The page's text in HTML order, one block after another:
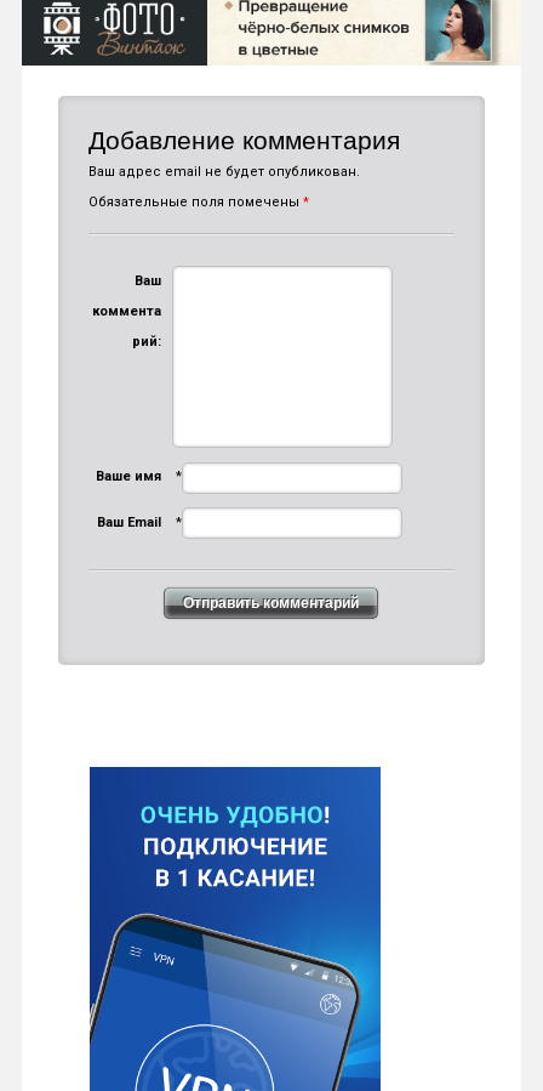
Добавление комментария
Ваш адрес email не будет опубликован.
Обязательные поля помечены *
Ваш
коммента
рий:
Ваше имя *
Ваш Email *